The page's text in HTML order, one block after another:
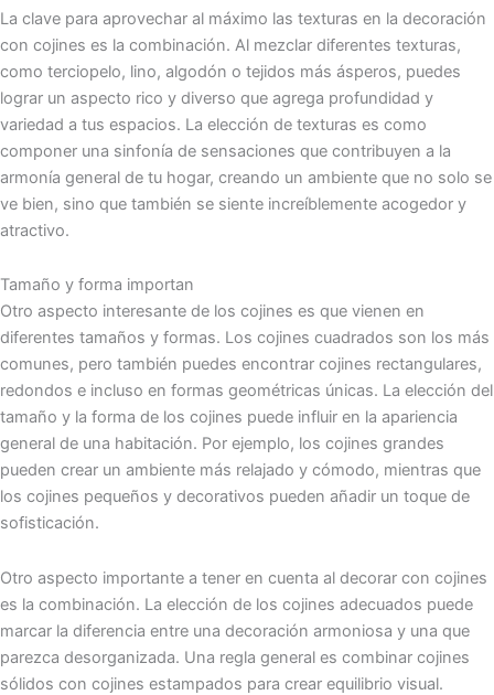
La clave para aprovechar al máximo las texturas en la decoración
con cojines es la combinación. Al mezclar diferentes texturas,
como terciopelo, lino, algodón o tejidos más ásperos, puedes
lograr un aspecto rico y diverso que agrega profundidad y
variedad a tus espacios. La elección de texturas es como
componer una sinfonía de sensaciones que contribuyen a la
armonía general de tu hogar, creando un ambiente que no solo se
ve bien, sino que también se siente increíblemente acogedor y
atractivo.
Tamaño y forma importan
Otro aspecto interesante de los cojines es que vienen en
diferentes tamaños y formas. Los cojines cuadrados son los más
comunes, pero también puedes encontrar cojines rectangulares,
redondos e incluso en formas geométricas únicas. La elección del
tamaño y la forma de los cojines puede influir en la apariencia
general de una habitación. Por ejemplo, los cojines grandes
pueden crear un ambiente más relajado y cómodo, mientras que
los cojines pequeños y decorativos pueden añadir un toque de
sofisticación.
Otro aspecto importante a tener en cuenta al decorar con cojines
es la combinación. La elección de los cojines adecuados puede
marcar la diferencia entre una decoración armoniosa y una que
parezca desorganizada. Una regla general es combinar cojines
sólidos con cojines estampados para crear equilibrio visual.